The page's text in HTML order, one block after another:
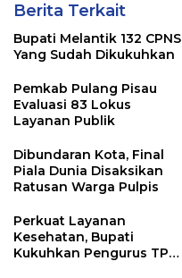
Berita Terkait
Bupati Melantik 132 CPNS
Yang Sudah Dikukuhkan
Pemkab Pulang Pisau
Evaluasi 83 Lokus
Layanan Publik
Dibundaran Kota, Final
Piala Dunia Disaksikan
Ratusan Warga Pulpis
Perkuat Layanan
Kesehatan, Bupati
Kukuhkan Pengurus TP